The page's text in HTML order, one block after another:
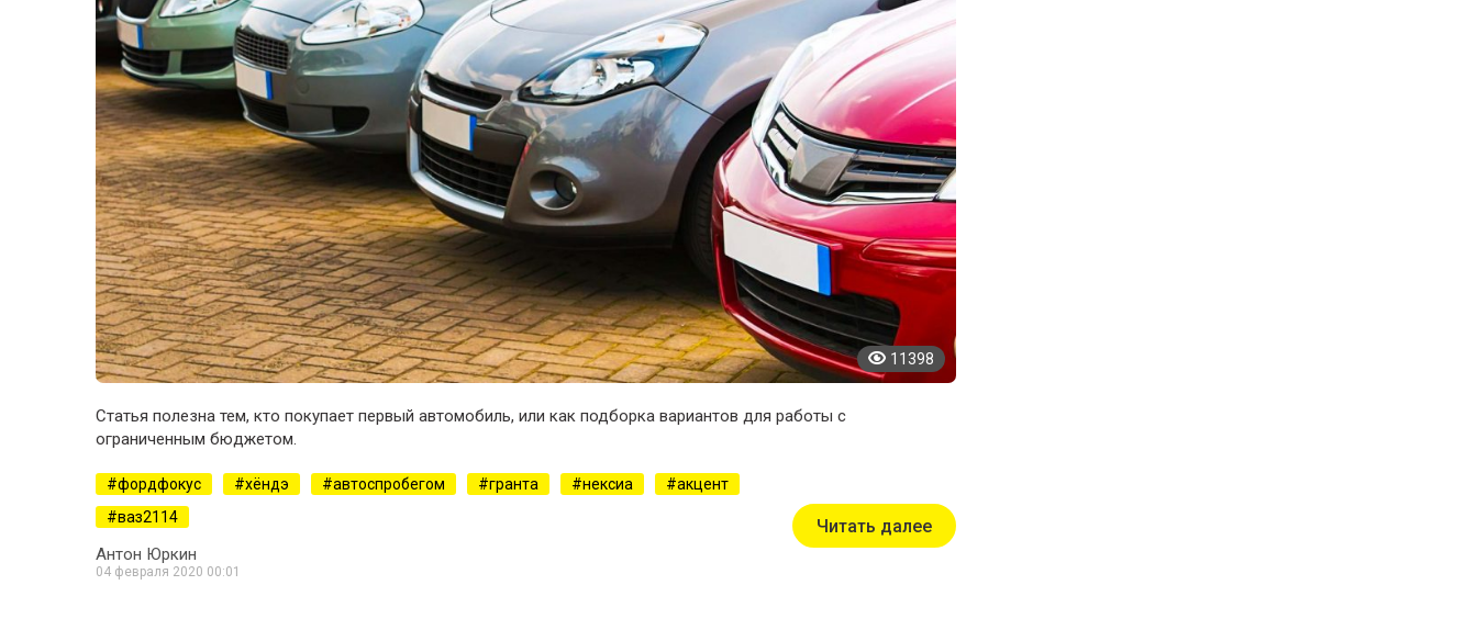
11398
Статья полезна тем, кто покупает первый автомобиль, или как подборка вариантов для работы с
ограниченным бюджетом.
фордфокус хёндэ автоспробегом гранта нексиа
акцент
ваз2114
Антон Юркин
04 февраля 2020 00:01
Читать далее